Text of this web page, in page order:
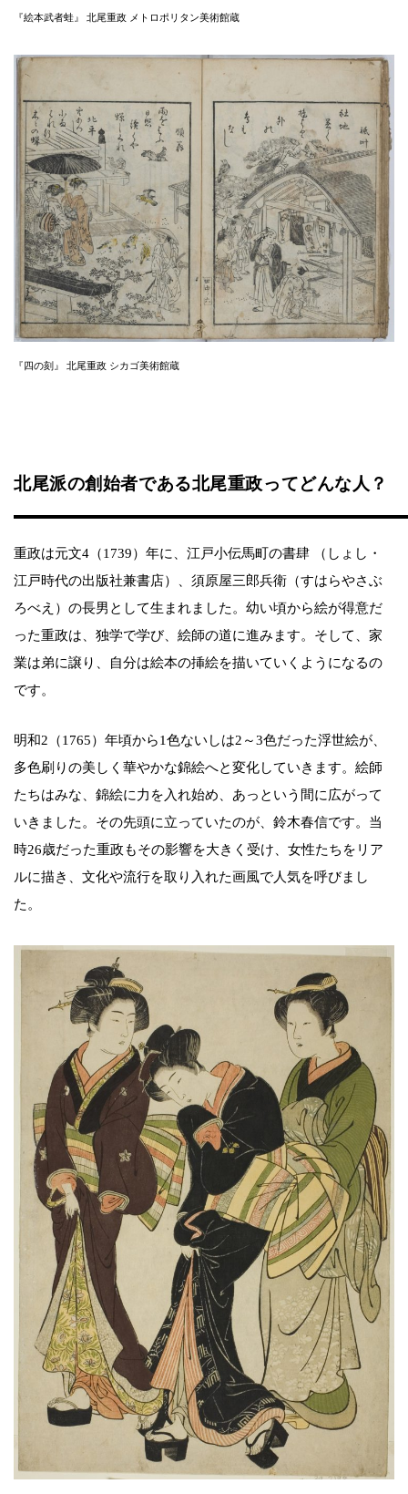
『絵本武者蛙』 北尾重政 メトロポリタン美術館蔵
『四の刻』 北尾重政 シカゴ美術館蔵
北尾派の創始者である北尾重政ってどんな人？
重政は元文4（1739）年に、江戸小伝馬町の書肆 （しょし・
江戸時代の出版社兼書店）、須原屋三郎兵衛（すはらやさぶ
ろべえ）の長男として生まれました。幼い頃から絵が得意だ
った重政は、独学で学び、絵師の道に進みます。そして、家
業は弟に譲り、自分は絵本の挿絵を描いていくようになるの
です。
明和2（1765）年頃から1色ないしは2～3色だった浮世絵が、
多色刷りの美しく華やかな錦絵へと変化していきます。絵師
たちはみな、錦絵に力を入れ始め、あっという間に広がって
いきました。その先頭に立っていたのが、鈴木春信です。当
時26歳だった重政もその影響を大きく受け、女性たちをリア
ルに描き、文化や流行を取り入れた画風で人気を呼びまし
た。